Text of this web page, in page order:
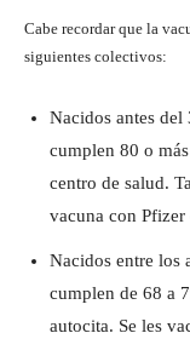
Cabe recordar que la
siguientes colectivos:
Nacidos antes del
cumplen 80 o
centro de salud.
vacuna con Pfizer
Nacidos entre los
cumplen de 68 a
autocita. Se les